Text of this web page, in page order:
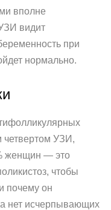
вполне
видит
при
нормально.
четвертом УЗИ,
женщин — это
чтобы
почему он
нет исчерпывающих